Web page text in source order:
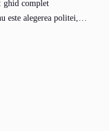
ghid complet
este alegerea politei,…